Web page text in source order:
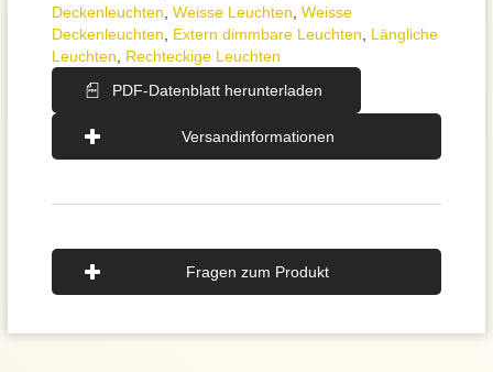
Deckenleuchten Weisse Leuchten Weisse
Deckenleuchten
Extern dimmbare Leuchten
Längliche
Leuchten
Rechteckige Leuchten
PDF-Datenblatt herunterladen
Versandinformationen
Fragen zum Produkt